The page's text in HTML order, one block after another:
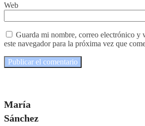
Web
Guarda mi nombre, correo electrónico y
este navegador para la próxima vez que
María
Sánchez